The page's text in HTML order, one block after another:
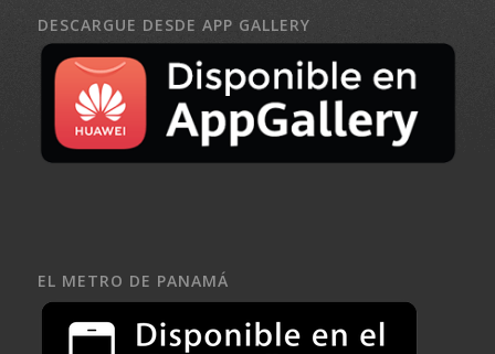
DESCARGUE DESDE APP GALLERY
EL METRO DE PANAMÁ